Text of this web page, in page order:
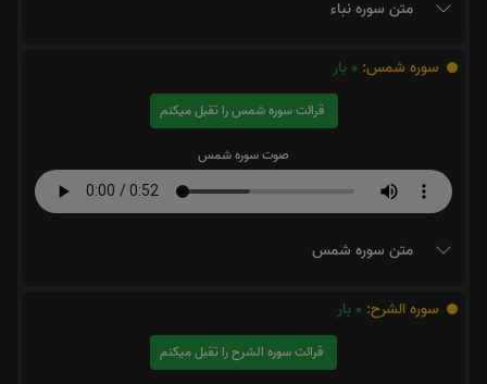
متن سوره نباء
سوره شمس: 0 بار
قرائت سوره شمس را تقبل میکنم
صوت سوره شمس
متن سوره شمس
سوره الشرح: 0 بار
قرائت سوره الشرح را تقبل میکنم